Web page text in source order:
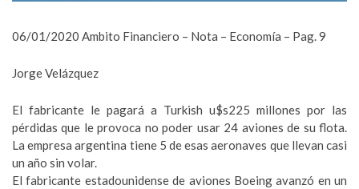
06/01/2020 Ambito Financiero – Nota – Economía – Pag. 9
Jorge Velázquez
El fabricante le pagará a Turkish u$s225 millones por las
pérdidas que le provoca no poder usar 24 aviones de su flota.
La empresa argentina tiene 5 de esas aeronaves que llevan casi
un año sin volar.
El fabricante estadounidense de aviones Boeing avanzó en un